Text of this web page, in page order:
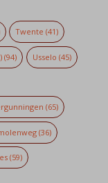
Twente (41)
(94) Usselo (45)
(65)
(36)
(59)